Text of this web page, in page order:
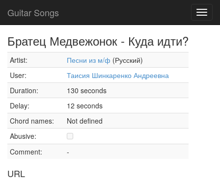
Guitar Songs
Братец Медвежонок - Куда идти?
Artist: Песни из м/ф (Русский)
User:
Таисия Шинкаренко Андреевна
Duration:
130 seconds
Delay:
12 seconds
Chord names:
Not defined
Abusive:
Comment:
-
URL